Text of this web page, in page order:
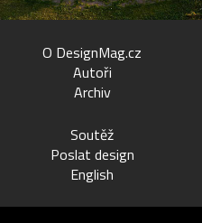
O DesignMag.cz
Autoři
Archiv
Soutěž
Poslat design
English